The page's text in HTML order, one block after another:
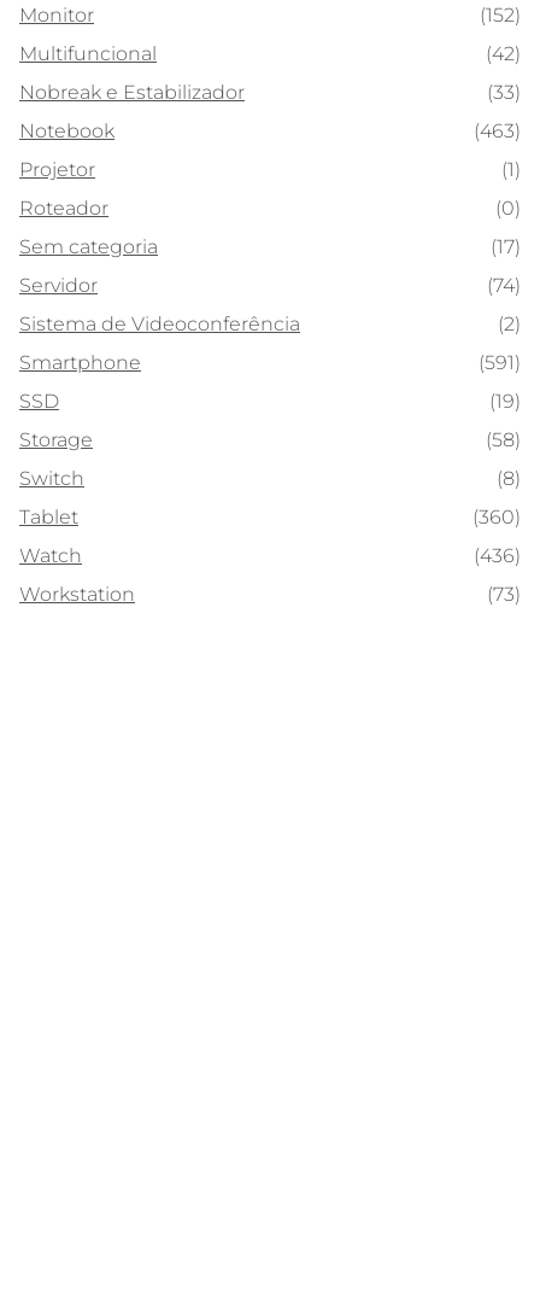
Monitor
(152)
Multifuncional
(42)
Nobreak e Estabilizador
(33)
Notebook
(463)
Projetor
(1)
Roteador
(0)
Sem categoria
(17)
Servidor
(74)
Sistema de Videoconferência
(2)
Smartphone
(591)
SSD
(19)
Storage
(58)
Switch
(8)
Tablet
(360)
Watch
(436)
Workstation
(73)